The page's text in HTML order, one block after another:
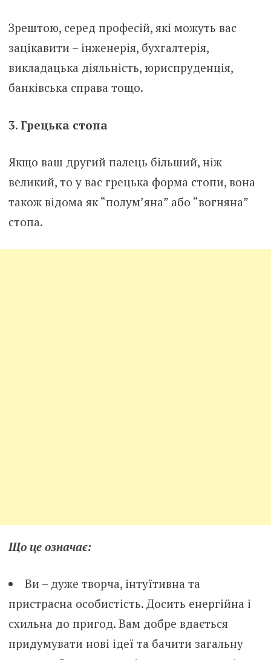
Зрештою, серед професій, які можуть вас
зацікавити – інженерія, бухгалтерія,
викладацька діяльність, юриспруденція,
банківська справа тощо.
3. Грецька стопа
Якщо ваш другий палець більший, ніж
великий, то у вас грецька форма стопи, вона
також відома як “полум’яна” або “вогняна”
стопа.
Що це означає:
Ви – дуже творча, інтуїтивна та
пристрасна особистість. Досить енергійна і
схильна до пригод. Вам добре вдається
придумувати нові ідеї та бачити загальну